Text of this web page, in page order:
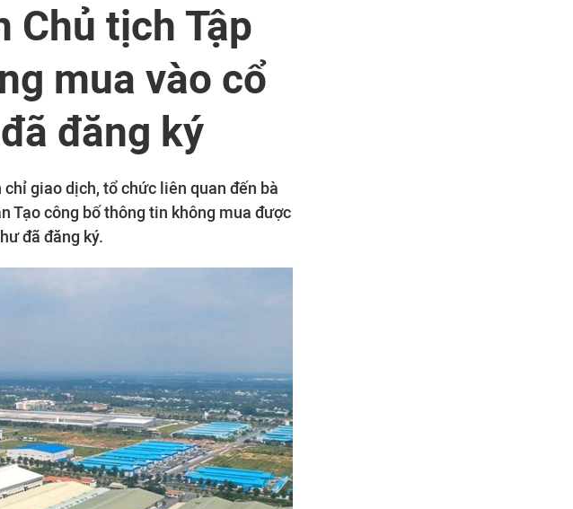
Chủ tịch Tập
mua vào cổ
đăng ký
giao dịch, tổ chức liên quan đến bà
Tạo công bố thông tin không mua được
đã đăng ký.